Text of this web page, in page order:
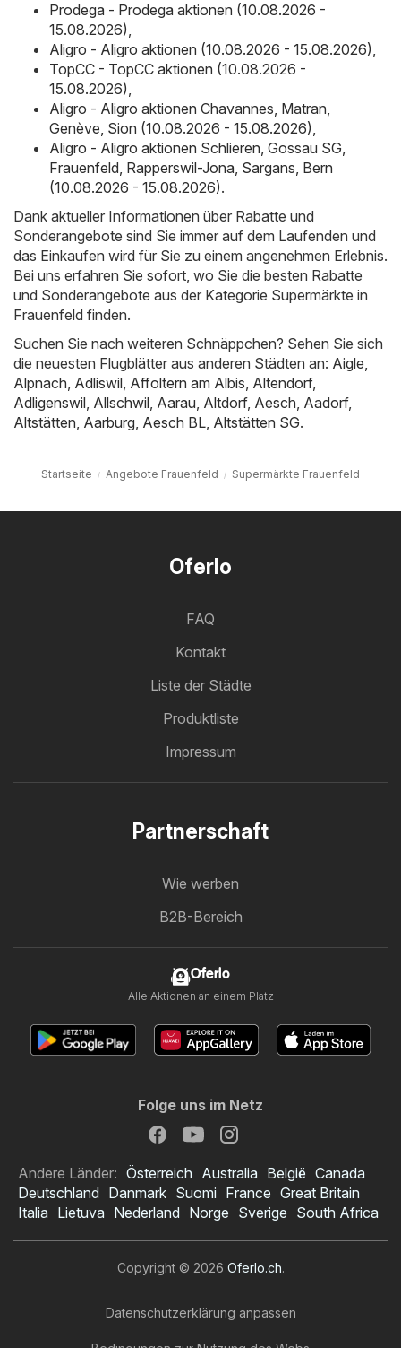
Prodega - Prodega aktionen (10.08.2026 -
15.08.2026),
Aligro - Aligro aktionen (10.08.2026 - 15.08.2026),
TopCC - TopCC aktionen (10.08.2026 -
15.08.2026),
Aligro - Aligro aktionen Chavannes, Matran,
Genève, Sion (10.08.2026 - 15.08.2026),
Aligro - Aligro aktionen Schlieren, Gossau SG,
Frauenfeld, Rapperswil-Jona, Sargans, Bern
(10.08.2026 - 15.08.2026).
Dank aktueller Informationen über Rabatte und
Sonderangebote sind Sie immer auf dem Laufenden und
das Einkaufen wird für Sie zu einem angenehmen Erlebnis.
Bei uns erfahren Sie sofort, wo Sie die besten Rabatte
und Sonderangebote aus der Kategorie Supermärkte in
Frauenfeld finden.
Suchen Sie nach weiteren Schnäppchen? Sehen Sie sich
die neuesten Flugblätter aus anderen Städten an: Aigle,
Alpnach, Adliswil, Affoltern am Albis, Altendorf,
Adligenswil, Allschwil, Aarau, Altdorf, Aesch, Aadorf,
Altstätten, Aarburg, Aesch BL, Altstätten SG.
Startseite Angebote Frauenfeld Supermärkte Frauenfeld
Oferlo
FAQ
Kontakt
Liste der Städte
Produktliste
Impressum
Partnerschaft
Wie werben
B2B-Bereich
Oferlo
Alle Aktionen an einem Platz
Folge uns im Netz
Andere Länder: Österreich Australia België Canada
Deutschland Danmark Suomi France Great Britain
Italia Lietuva Nederland Norge Sverige South Africa
Copyright © 2026 Oferlo.ch.
Datenschutzerklärung anpassen